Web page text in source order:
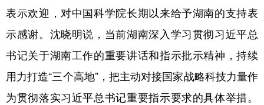
食品 人居 信息化 数字经济
学术中国 乡村振兴 银龄 溯源中国
彩票 娱乐 时尚 悦读
表示欢迎，对中国科学院长期以来给予湖南的支持表
示感谢。沈晓明说，当前湖南深入学习贯彻习近平总
书记关于湖南工作的重要讲话和指示批示精神，持续
用力打造“三个高地”，把主动对接国家战略科技力量作
为贯彻落实习近平总书记重要指示要求的具体举措。